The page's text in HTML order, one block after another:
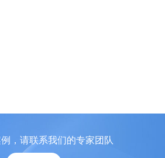
，请联系我们的专家团队